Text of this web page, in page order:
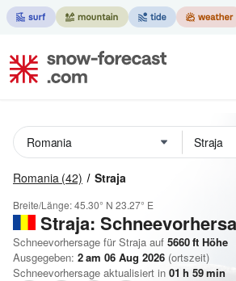
Romania (42) Straja
Breite/Länge:45.30° N 23.27° E
Straja:
Schneevorhersage für Straja auf 5660ft Höhe
Ausgegeben: 2 am 06 Aug 2026 (ortszeit)
Schneevorhersage aktualisiert in 01 h 59min